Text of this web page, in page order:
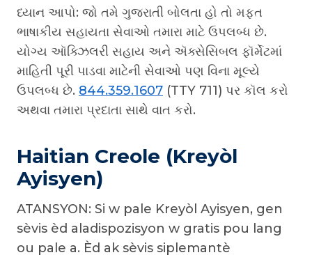
ધ્યાન આપો: જો તમે ગુજરાતી બોલતા હો તો મફત
ભાષાકીય સહાયતા સેવાઓ તમારા માટે ઉપલબ્ધ છે.
યોગ્ય ઑક્ઝિલરી સહાય અને ઍક્સેસિબલ ફૉર્મેટમાં
માહિતી પૂરી પાડવા માટેની સેવાઓ પણ વિના મૂલ્યે
ઉપલબ્ધ છે. 844.359.1607 (TTY 711) પર કૉલ કરો
અથવા તમારા પ્રદાતા સાથે વાત કરો.
Haitian Creole (Kreyòl
Ayisyen)
ATANSYON: Si w pale Kreyòl Ayisyen, gen
sèvis èd aladispozisyon w gratis pou lang
ou pale a. Èd ak sèvis siplemantè